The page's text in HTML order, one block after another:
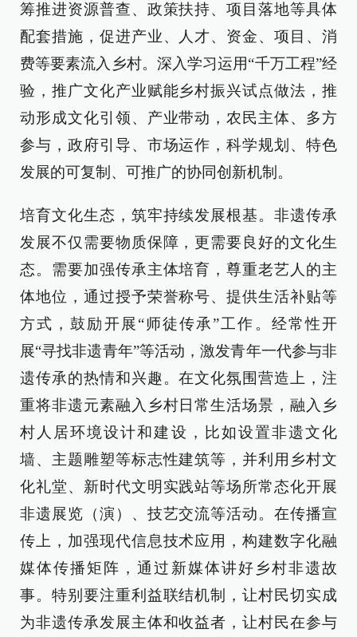
筹推进资源普查、政策扶持、项目落地等具体
配套措施，促进产业、人才、资金、项目、消
费等要素流入乡村。深入学习运用“千万工程”经
验，推广文化产业赋能乡村振兴试点做法，推
动形成文化引领、产业带动，农民主体、多方
参与，政府引导、市场运作，科学规划、特色
发展的可复制、可推广的协同创新机制。
培育文化生态，筑牢持续发展根基。非遗传承
发展不仅需要物质保障，更需要良好的文化生
态。需要加强传承主体培育，尊重老艺人的主
体地位，通过授予荣誉称号、提供生活补贴等
方式，鼓励开展“师徒传承”工作。经常性开
展“寻找非遗青年”等活动，激发青年一代参与非
遗传承的热情和兴趣。在文化氛围营造上，注
重将非遗元素融入乡村日常生活场景，融入乡
村人居环境设计和建设，比如设置非遗文化
墙、主题雕塑等标志性建筑等，并利用乡村文
化礼堂、新时代文明实践站等场所常态化开展
非遗展览（演）、技艺交流等活动。在传播宣
传上，加强现代信息技术应用，构建数字化融
媒体传播矩阵，通过新媒体讲好乡村非遗故
事。特别要注重利益联结机制，让村民切实成
为非遗传承发展主体和收益者，让村民在参与